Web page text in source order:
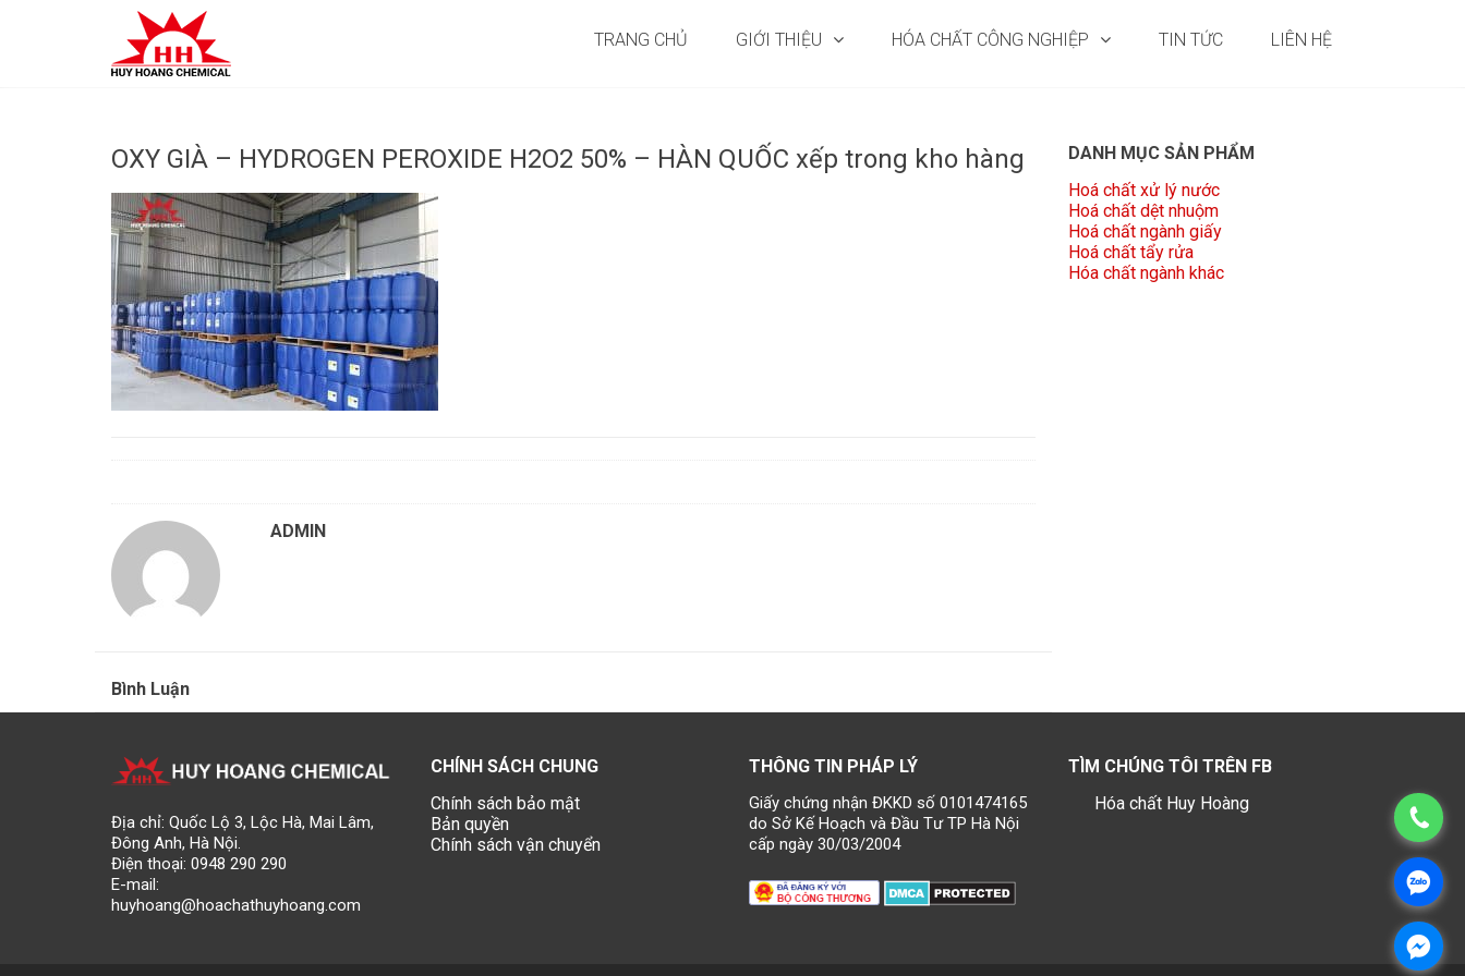
TRANG CHỦ GIỚI THIỆU HÓA CHẤT CÔNG NGHIỆP TIN TỨC LIÊN HỆ
OXY GIÀ – HYDROGEN PEROXIDE H2O2 50% – HÀN QUỐC xếp trong kho hàng
ADMIN
Bình Luận
DANH MỤC SẢN PHẨM
Hoá chất xử lý nước
Hoá chất dệt nhuộm
Hoá chất ngành giấy
Hoá chất tẩy rửa
Hóa chất ngành khác
Địa chỉ: Quốc Lộ 3, Lộc Hà, Mai Lâm,
Đông Anh, Hà Nội.
Điện thoại: 0948 290 290
E-mail:
huyhoang@hoachathuyhoang.com
CHÍNH SÁCH CHUNG
Chính sách bảo mật
Bản quyền
Chính sách vận chuyển
THÔNG TIN PHÁP LÝ
Giấy chứng nhận ĐKKD số 0101474165
do Sở Kế Hoạch và Đầu Tư TP Hà Nội
cấp ngày 30/03/2004
TÌM CHÚNG TÔI TRÊN FB
Hóa chất Huy Hoàng